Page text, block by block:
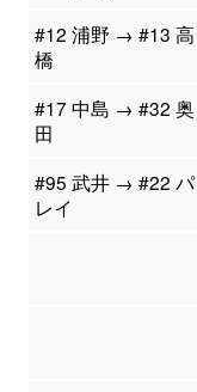
#12 浦野 → #13 高
橋
#17 中島 → #32 奥
田
#95 武井 → #22 パ
レイ